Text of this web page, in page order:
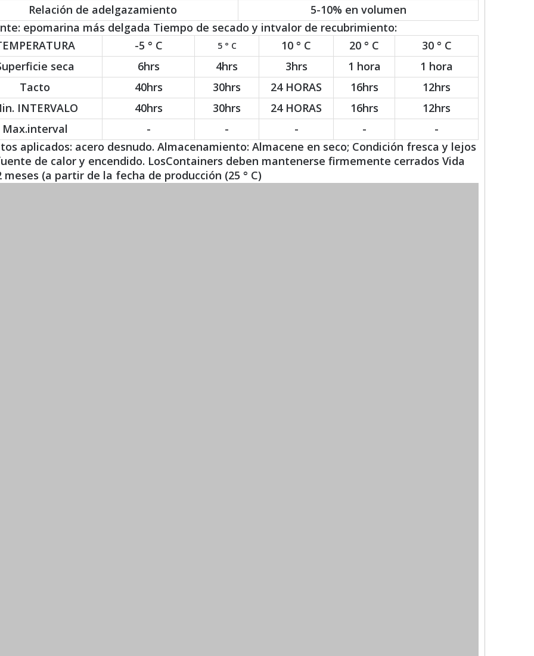
Relación de adelgazamiento
5-10% en volumen
epomarina más delgada Tiempo de secado y intvalor de recubrimiento:
-5 ° C 5 ° C 10 ° C 20 ° C
30 ° C
seca
6hrs 4hrs 3hrs 1 hora
1 hora
Tacto
40hrs 30hrs 24 HORAS 16hrs
12hrs
INTERVALO
40hrs 30hrs 24 HORAS 16hrs
12hrs
Max.interval
- - - -
-
aplicados: acero desnudo. Almacenamiento: Almacene en seco; Condición fresca y lejos
de calor y encendido. LosContainers deben mantenerse firmemente cerrados Vida
meses (a partir de la fecha de producción (25 ° C)